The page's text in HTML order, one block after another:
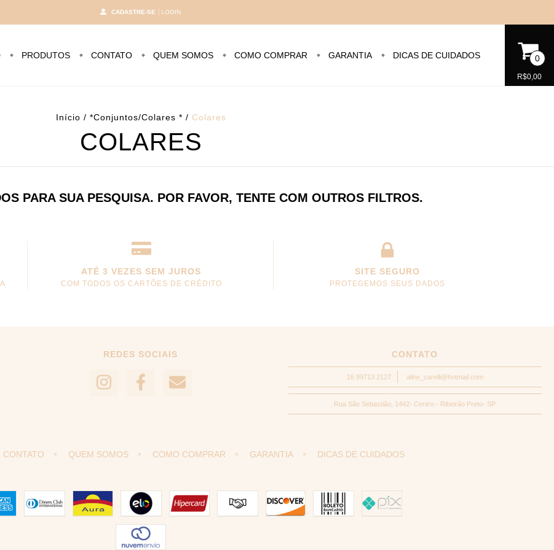
CADASTRE-SE LOGIN
PRODUTOS CONTATO QUEM SOMOS COMO COMPRAR GARANTIA DICAS DE CUIDADOS 0
R$0,00
Início / *Conjuntos/Colares * / Colares
COLARES
PARA SUA PESQUISA. POR FAVOR, TENTE COM OUTROS FILTROS.
ATÉ 3 VEZES SEM JUROS
COM TODOS OS CARTÕES DE CRÉDITO
SITE SEGURO
PROTEGEMOS SEUS DADOS
REDES SOCIAIS CONTATO
16 99713 2127 aline_carelli@hotmail.com
Rua São Sebastião, 1442- Centro - Ribeirão Preto- SP
CONTATO QUEM SOMOS COMO COMPRAR GARANTIA DICAS DE CUIDADOS